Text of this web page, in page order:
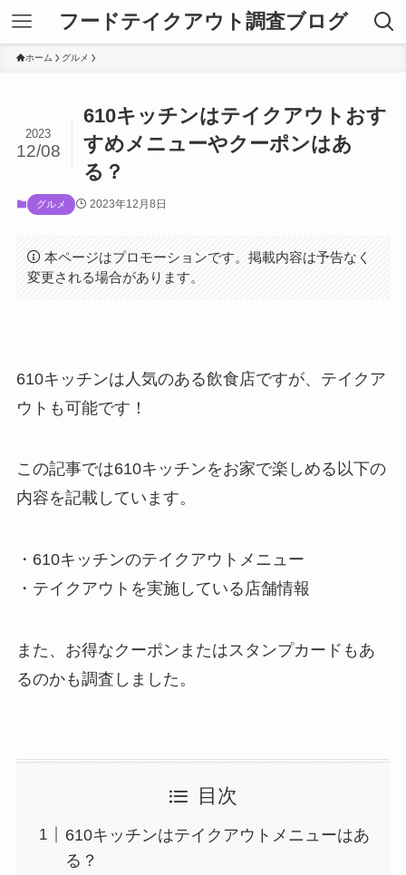
フードテイクアウト調査ブログ
ホーム グルメ
610キッチンはテイクアウトおす
すめメニューやクーポンはあ
る？
2023
12/08
グルメ 2023年12月8日
本ページはプロモーションです。掲載内容は予告なく
変更される場合があります。
610キッチンは人気のある飲食店ですが、テイクア
ウトも可能です！
この記事では610キッチンをお家で楽しめる以下の
内容を記載しています。
・610キッチンのテイクアウトメニュー
・テイクアウトを実施している店舗情報
また、お得なクーポンまたはスタンプカードもあ
るのかも調査しました。
目次
610キッチンはテイクアウトメニューはあ
る？